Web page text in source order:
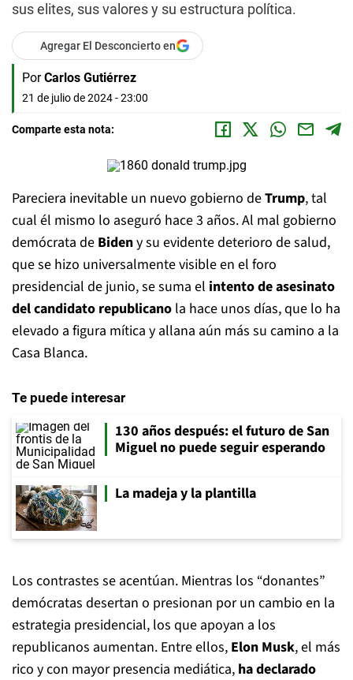
sus elites, sus valores y su estructura política.
Agregar El Desconcierto en
Por Carlos Gutiérrez
21 de julio de 2024 - 23:00
Comparte esta nota:
Pareciera inevitable un nuevo gobierno deTrump, tal
cual él mismo lo aseguró hace 3 años. Al mal gobierno
demócrata de Bideny su evidente deterioro de salud,
que se hizo universalmente visible en el foro
presidencial de junio, se suma el intento de asesinato
del candidato republicano la hace unos días, que lo ha
elevado a figura mítica y allana aún más su camino a la
Casa Blanca.
Te puede interesar
130 años después: el futuro de San
Miguel no puede seguir esperando
La madeja y la plantilla
Los contrastes se acentúan. Mientras los “donantes”
demócratas desertan o presionan por un cambio en la
estrategia presidencial, los que apoyan a los
republicanos aumentan. Entre ellos, Elon Musk, el más
rico y con mayor presencia mediática, ha declarado